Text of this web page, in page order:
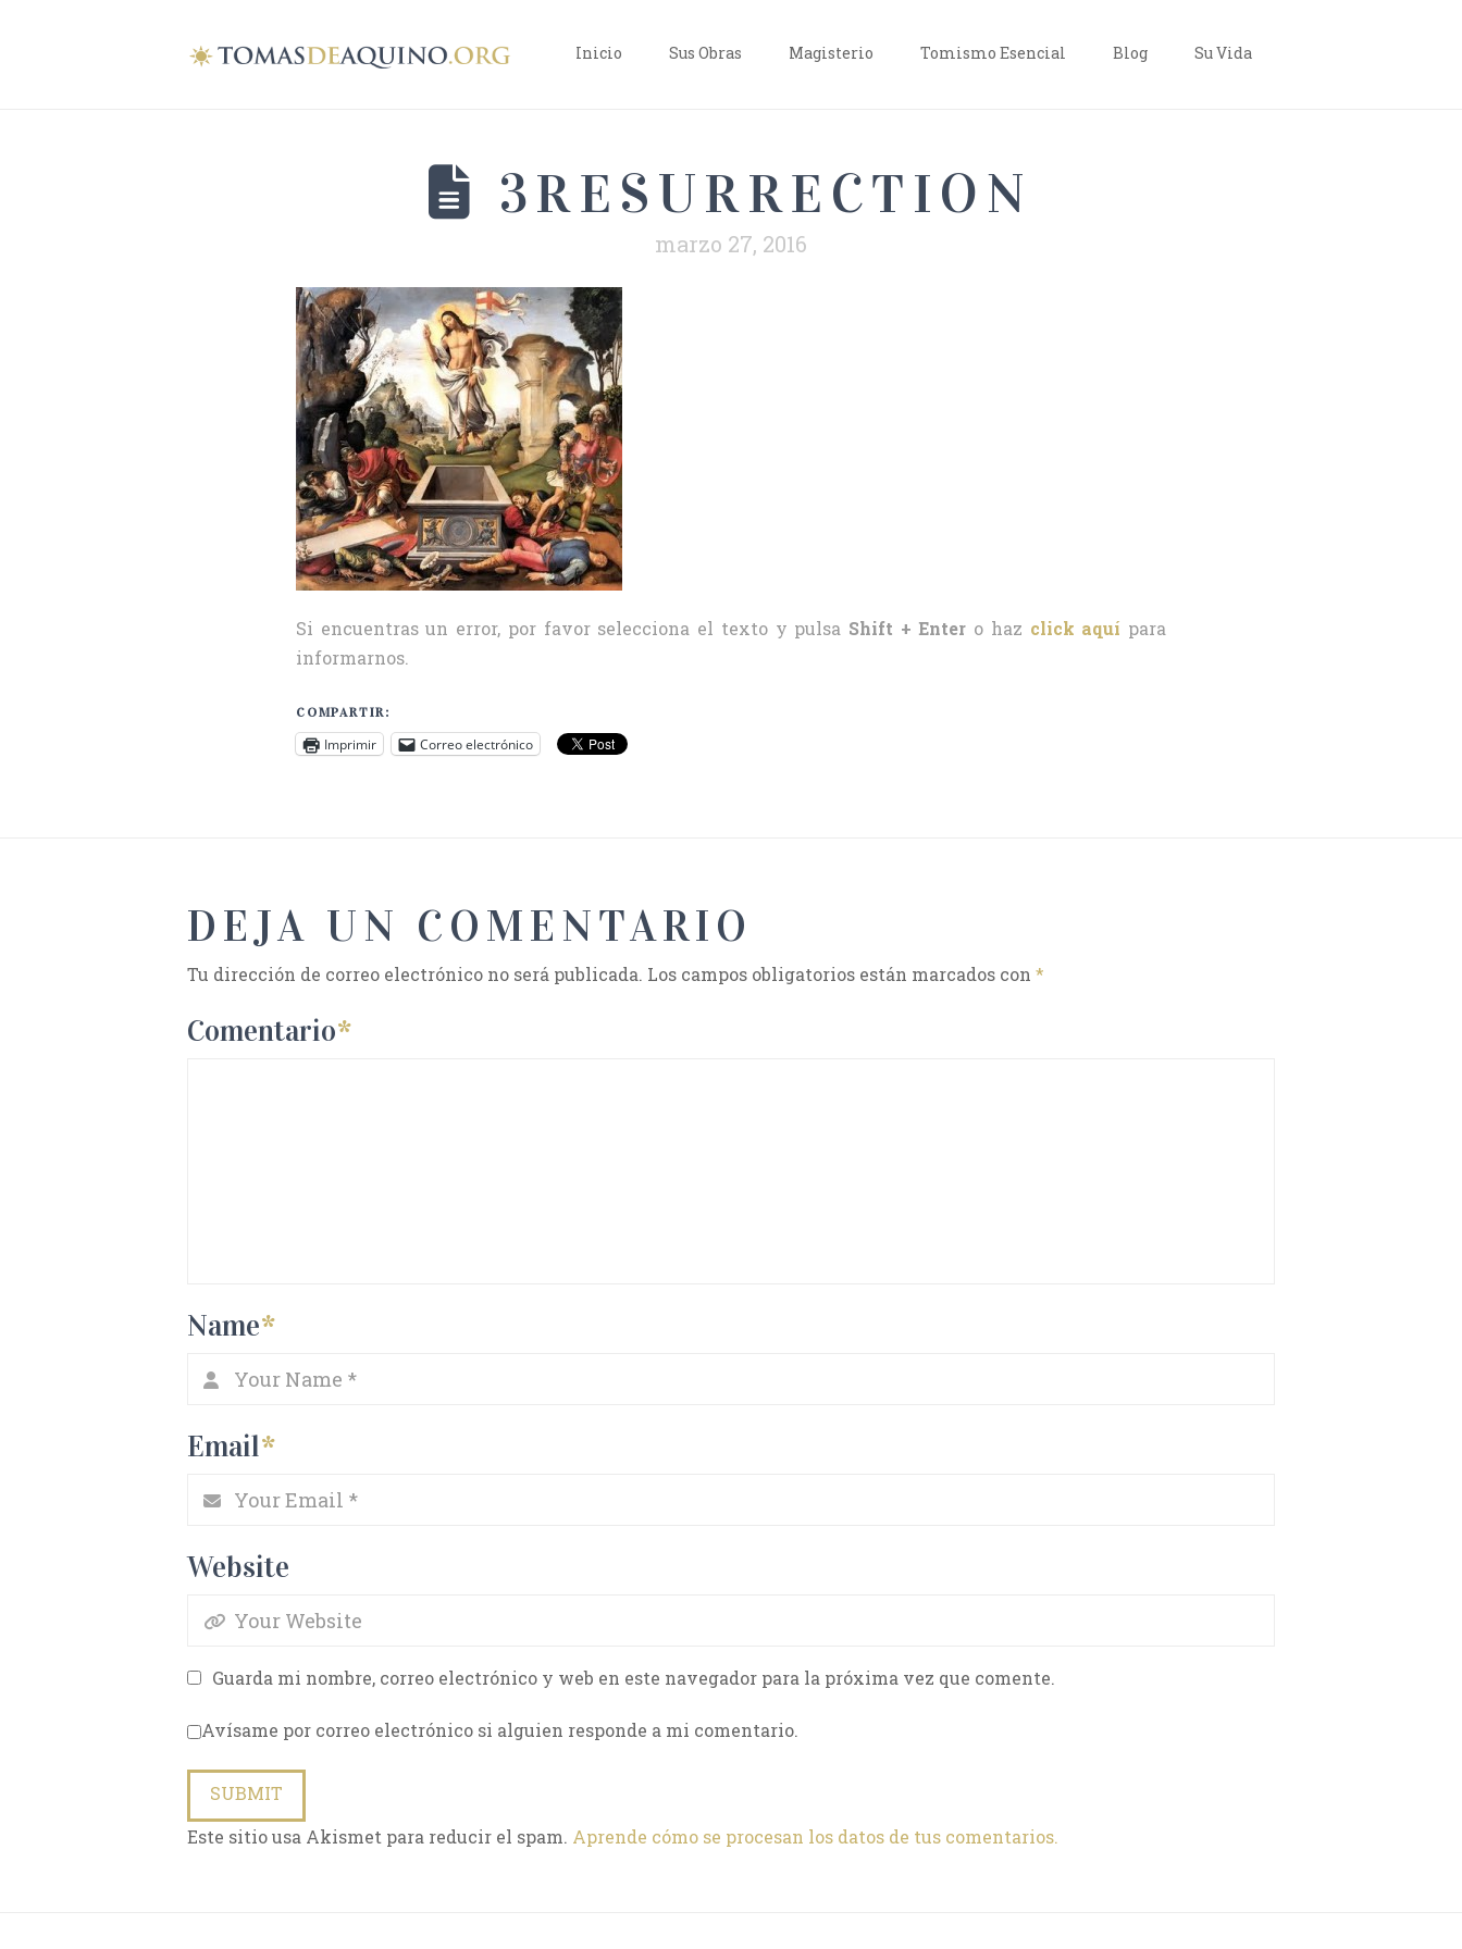
Inicio Sus Obras Magisterio Tomismo Esencial Blog Su Vida
3RESURRECTION
marzo 27, 2016
Si encuentras un error, por favor selecciona el texto y pulsa Shift + Enter o haz click aquí para
informarnos.
COMPARTIR:
Imprimir Correo electrónico
DEJA UN COMENTARIO
Tu dirección de correo electrónico no será publicada. Los campos obligatorios están marcados con *
Comentario*
Name*
Email*
Website
Guarda mi nombre, correo electrónico y web en este navegador para la próxima vez que comente.
Avísame por correo electrónico si alguien responde a mi comentario.
Este sitio usa Akismet para reducir el spam. Aprende cómo se procesan los datos de tus comentarios.